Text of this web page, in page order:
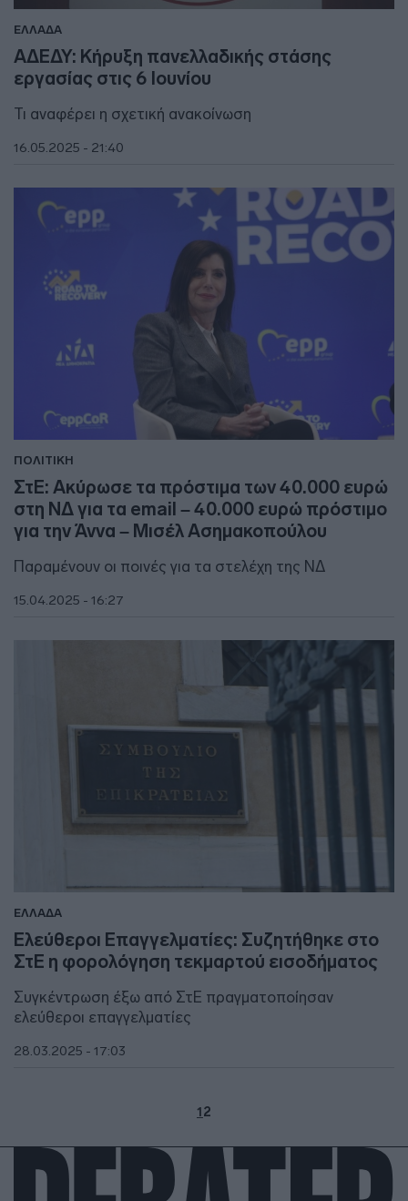
ΕΛΛΑΔΑ
ΑΔΕΔΥ: Κήρυξη πανελλαδικής στάσης
εργασίας στις 6 Ιουνίου
Τι αναφέρει η σχετική ανακοίνωση
16.05.2025 - 21:40
ΠΟΛΙΤΙΚΗ
ΣτΕ: Ακύρωσε τα πρόστιμα των 40.000 ευρώ
στη ΝΔ για τα email – 40.000 ευρώ πρόστιμο
για την Άννα – Μισέλ Ασημακοπούλου
Παραμένουν οι ποινές για τα στελέχη της ΝΔ
15.04.2025 - 16:27
ΕΛΛΑΔΑ
Ελεύθεροι Επαγγελματίες: Συζητήθηκε στο
ΣτΕ η φορολόγηση τεκμαρτού εισοδήματος
Συγκέντρωση έξω από ΣτΕ πραγματοποίησαν
ελεύθεροι επαγγελματίες
28.03.2025 - 17:03
12